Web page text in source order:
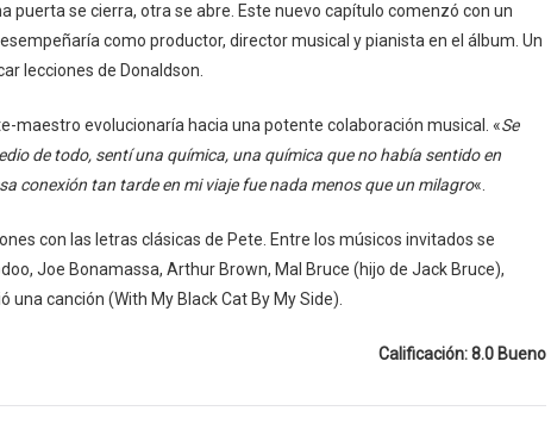
puerta se cierra, otra se abre. Este nuevo capítulo comenzó con un
como productor, director musical y pianista en el álbum. Un
lecciones de Donaldson.
maestro evolucionaría hacia una potente colaboración musical. «Se
de todo, sentí una química, una química que no había sentido en
conexión tan tarde en mi viaje fue nada menos que un milagro«.
con las letras clásicas de Pete. Entre los músicos invitados se
Joe Bonamassa, Arthur Brown, Mal Bruce (hijo de Jack Bruce),
una canción (With My Black Cat By My Side).
Calificación: 8.0 Bueno